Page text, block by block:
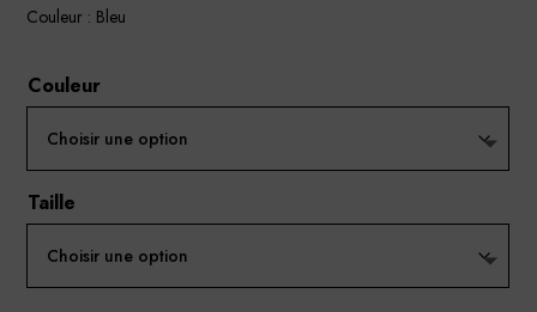
Couleur : Bleu
Couleur
Taille